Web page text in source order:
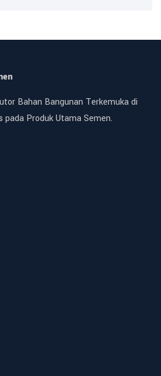
Bahan Bangunan Terkemuka di
pada Produk Utama Semen.